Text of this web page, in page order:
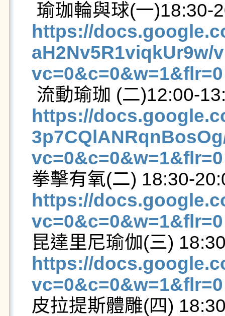
https://
aH2Nv5R1viqkUr9w/
vc=0&c=0&w=1&flr=0
https://
vc=0&c=0&w=1&flr=0
https://
vc=0&c=0&w=1&flr=0
https://
vc=0&c=0&w=1&flr=0